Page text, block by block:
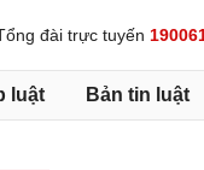
đài trực tuyến
luật Bản tin luật